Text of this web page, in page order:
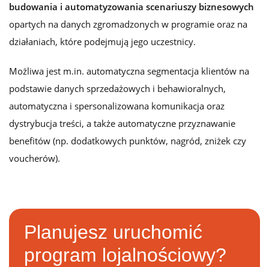
budowania i automatyzowania scenariuszy biznesowych
opartych na danych zgromadzonych w programie oraz na
działaniach, które podejmują jego uczestnicy.
Możliwa jest m.in. automatyczna segmentacja klientów na
podstawie danych sprzedażowych i behawioralnych,
automatyczna i spersonalizowana komunikacja oraz
dystrybucja treści, a także automatyczne przyznawanie
benefitów (np. dodatkowych punktów, nagród, zniżek czy
voucherów).
Planujesz uruchomić
program lojalnościowy?